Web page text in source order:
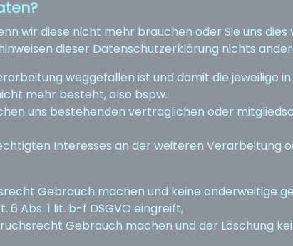
wir diese nicht mehr brauchen oder Sie uns
dieser Datenschutzerklärung nichts
weggefallen ist und damit die jeweilige
mehr besteht, also bspw.
uns bestehenden vertraglichen oder
Interesses an der weiteren Verarbeitung
Gebrauch machen und keine anderweitige
6 Abs. 1 lit. b-f DSGVO eingreift,
Gebrauch machen und der Löschung